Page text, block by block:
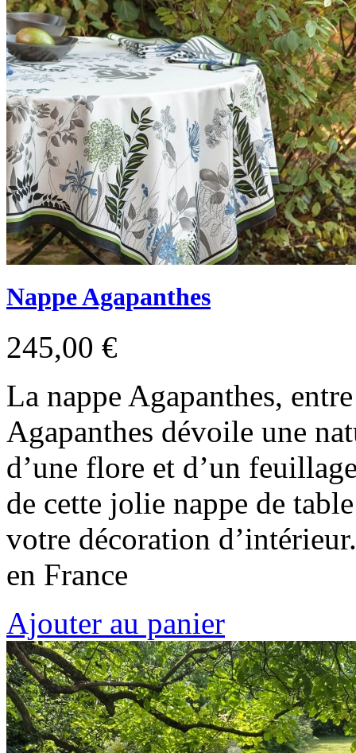
Nappe Agapanthes
245,00 €
La nappe Agapanthes,
Agapanthes dévoile une
d’une flore et d’un
de cette jolie nappe de
votre décoration
en France
Ajouter au panier